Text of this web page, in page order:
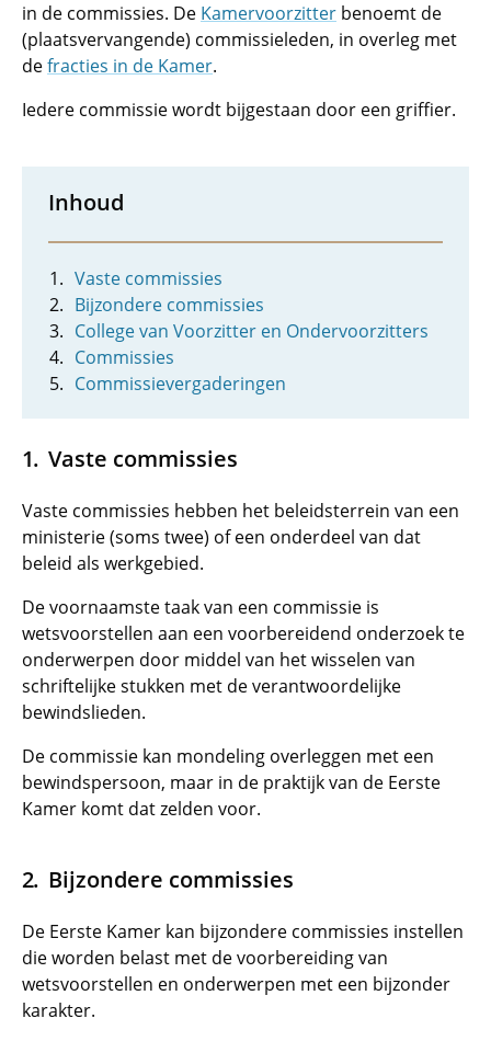
in de commissies. De Kamervoorzitter benoemt de
(plaatsvervangende) commissieleden, in overleg met
defracties in de Kamer.
Iedere commissie wordt bijgestaan door een griffier.
Inhoud
Vaste commissies
Bijzondere commissies
College van Voorzitter en Ondervoorzitters
Commissies
Commissievergaderingen
Vaste commissies
Vaste commissies hebben het beleidsterrein van een
ministerie (soms twee) of een onderdeel van dat
beleid als werkgebied.
De voornaamste taak van een commissie is
wetsvoorstellen aan een voorbereidend onderzoek te
onderwerpen door middel van het wisselen van
schriftelijke stukken met de verantwoordelijke
bewindslieden.
De commissie kan mondeling overleggen met een
bewindspersoon, maar in de praktijk van de Eerste
Kamer komt dat zelden voor.
Bijzondere commissies
De Eerste Kamer kan bijzondere commissies instellen
die worden belast met de voorbereiding van
wetsvoorstellen en onderwerpen met een bijzonder
karakter.